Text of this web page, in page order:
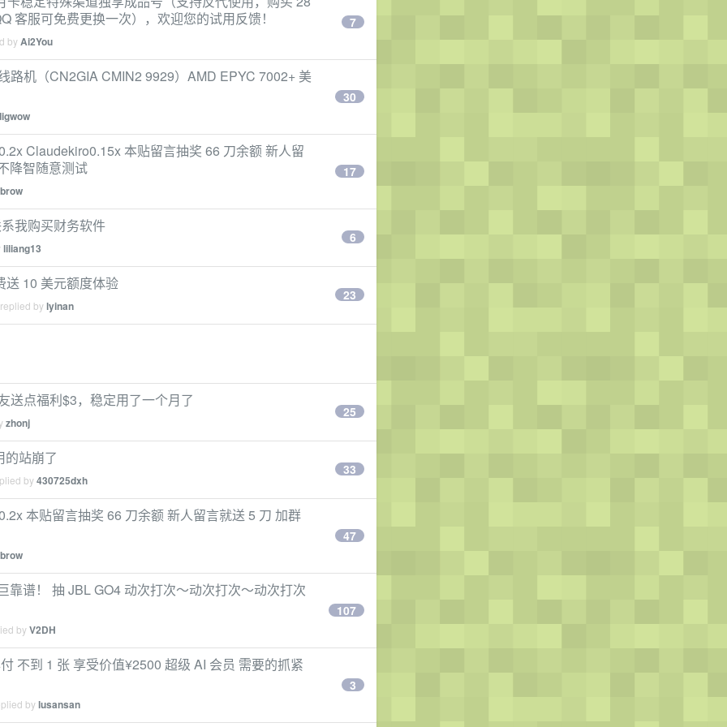
客服可免费更换一次），欢迎您的试用反馈！
byAi2You
7
路机（CN2GIA CMIN2 9929）AMD EPYC 7002+ 美
30
Claudekiro0.15x 本贴留言抽奖 66 刀余额 新人留
降智随意测试
17
我购买财务软件
liliang13
6
送 10 美元额度体验
bylyinan
23
送点福利$3，稳定用了一个月了
zhonj
25
的站崩了
by430725dxh
33
本贴留言抽奖 66 刀余额 新人留言就送 5 刀 加群
47
靠谱！ 抽 JBL GO4 动次打次～动次打次～动次打次
byV2DH
107
不到 1 张 享受价值¥2500 超级 AI 会员 需要的抓紧
bylusansan
3